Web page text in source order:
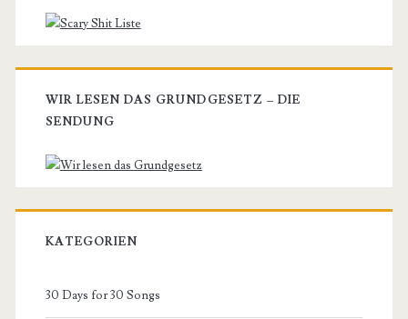
WIR LESEN DAS GRUNDGESETZ – DIE
SENDUNG
KATEGORIEN
30 Days for 30 Songs